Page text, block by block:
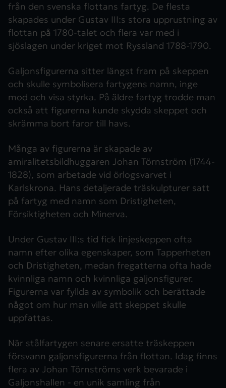
från den svenska flottans fartyg. De flesta
skapades under Gustav III:s stora upprustning av
flottan på 1780-talet och flera var med i
sjöslagen under kriget mot Ryssland 1788-1790.
Galjonsfigurerna sitter längst fram på skeppen
och skulle symbolisera fartygens namn, inge
mod och visa styrka. På äldre fartyg trodde man
också att figurerna kunde skydda skeppet och
skrämma bort faror till havs.
Många av figurerna är skapade av
amiralitetsbildhuggaren Johan Törnström (1744-
1828), som arbetade vid örlogsvarvet i
Karlskrona. Hans detaljerade träskulpturer satt
på fartyg med namn som Dristigheten,
Försiktigheten och Minerva.
Under Gustav III:s tid fick linjeskeppen ofta
namn efter olika egenskaper, som Tapperheten
och Dristigheten, medan fregatterna ofta hade
kvinnliga namn och kvinnliga galjonsfigurer.
Figurerna var fyllda av symbolik och berättade
något om hur man ville att skeppet skulle
uppfattas.
När stålfartygen senare ersatte träskeppen
försvann galjonsfigurerna från flottan. Idag finns
flera av Johan Törnströms verk bevarade i
Galjonshallen - en unik samling från